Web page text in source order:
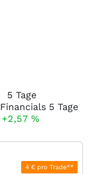
5 Tage
+2,57 %
4 € pro Trade**